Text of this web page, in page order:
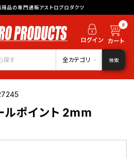
用品の専門通販アストロプロダクツ
0
全カテゴリ 検索
ルポイント 2mm